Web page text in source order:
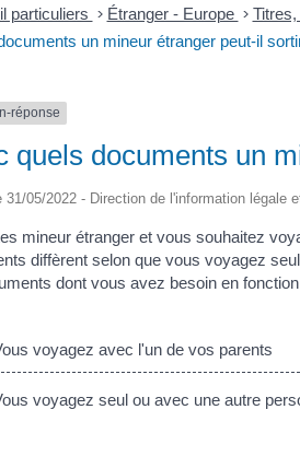
particuliers > Étranger - Europe >
un mineur étranger peut-il
réponse
quels documents un
31/05/2022 - Direction de l'information légale
mineur étranger et vous souhaitez
diffèrent selon que vous voyagez
dont vous avez besoin en
voyagez avec l'un de vos parents
voyagez seul ou avec une autre